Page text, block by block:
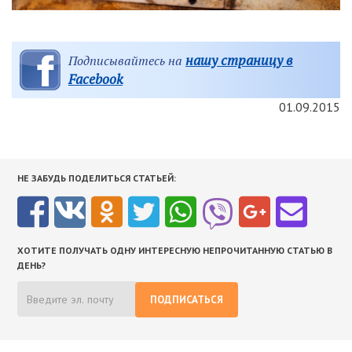
Подписывайтесь на нашу страницу в
Facebook
01.09.2015
НЕ ЗАБУДЬ ПОДЕЛИТЬСЯ СТАТЬЕЙ:
ХОТИТЕ ПОЛУЧАТЬ ОДНУ ИНТЕРЕСНУЮ НЕПРОЧИТАННУЮ СТАТЬЮ В
ДЕНЬ?
ПОДПИСАТЬСЯ